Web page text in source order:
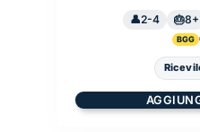
2-4 8+
BGG